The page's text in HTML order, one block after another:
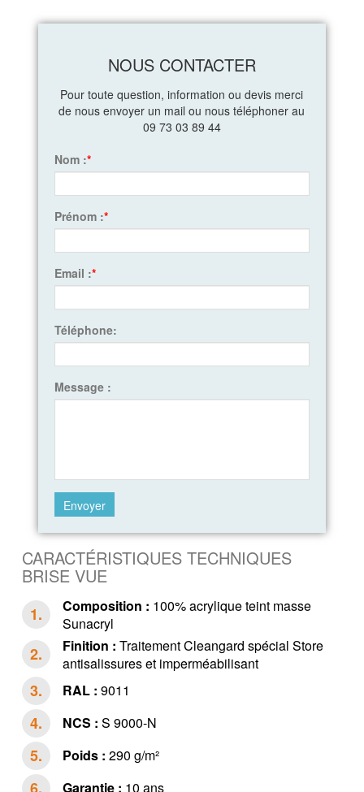
NOUS CONTACTER
Pour toute question, information ou devis merci
de nous envoyer un mail ou nous téléphoner au
09 73 03 89 44
Nom :*
Prénom :*
Email :*
Téléphone:
Message :
CARACTÉRISTIQUES TECHNIQUES
BRISE VUE
Composition : 100% acrylique teint masse
Sunacryl
Finition : Traitement Cleangard spécial Store
antisalissures et imperméabilisant
RAL : 9011
NCS : S 9000-N
Poids : 290 g/m²
Garantie : 10 ans